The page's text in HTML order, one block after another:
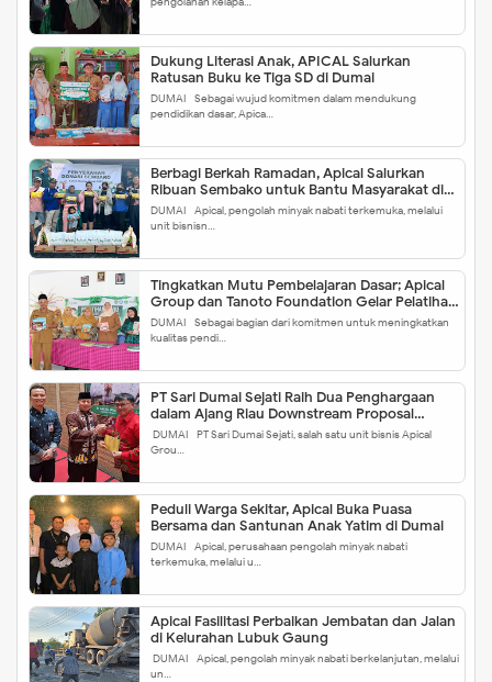
Dukung Literasi Anak, APICAL Salurkan
Ratusan Buku ke Tiga SD di Dumai
DUMAI - Sebagai wujud komitmen dalam mendukung
pendidikan dasar, Apica…
Berbagi Berkah Ramadan, Apical Salurkan
Ribuan Sembako untuk Bantu Masyarakat di
Dumai
DUMAI - Apical, pengolah minyak nabati terkemuka, melalui
unit bisnisn…
Tingkatkan Mutu Pembelajaran Dasar; Apical
Group dan Tanoto Foundation Gelar Pelatihan
Guru di Dumai
DUMAI - Sebagai bagian dari komitmen untuk meningkatkan
kualitas pendi…
PT Sari Dumai Sejati Raih Dua Penghargaan
dalam Ajang Riau Downstream Proposal
Project Challenge 2025
DUMAI - PT Sari Dumai Sejati, salah satu unit bisnis Apical
Grou…
Peduli Warga Sekitar, Apical Buka Puasa
Bersama dan Santunan Anak Yatim di Dumai
DUMAI - Apical, perusahaan pengolah minyak nabati
terkemuka, melalui u…
Apical Fasilitasi Perbaikan Jembatan dan Jalan
di Kelurahan Lubuk Gaung
DUMAI - Apical, pengolah minyak nabati berkelanjutan, melalui
un…